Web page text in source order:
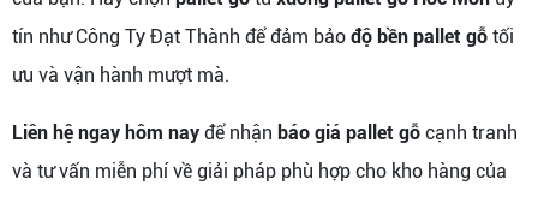
tín như Công Ty Đạt Thành để đảm bảo độ bền pallet gỗ tối
ưu và vận hành mượt mà.
Liên hệ ngay hôm nay để nhận báo giá pallet gỗ cạnh tranh
và tư vấn miễn phí về giải pháp phù hợp cho kho hàng của